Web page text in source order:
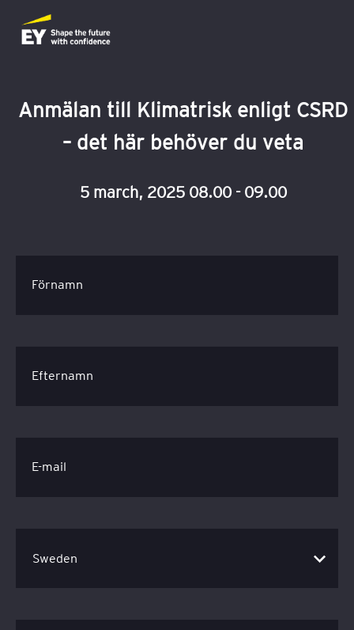
Anmälan till Klimatrisk enligt CSRD
– det här behöver du veta
5 march, 2025 08.00 - 09.00
Förnamn
Efternamn
E-mail